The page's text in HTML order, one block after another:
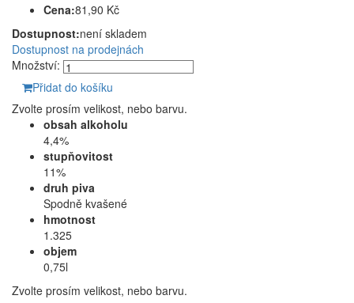
Cena:81,90 Kč
Dostupnost:není skladem
Dostupnost na prodejnách
Množství:
Přidat do košíku
Zvolte prosím velikost, nebo barvu.
obsah alkoholu
4,4%
stupňovitost
11%
druh piva
Spodně kvašené
hmotnost
1.325
objem
0,75l
Zvolte prosím velikost, nebo barvu.